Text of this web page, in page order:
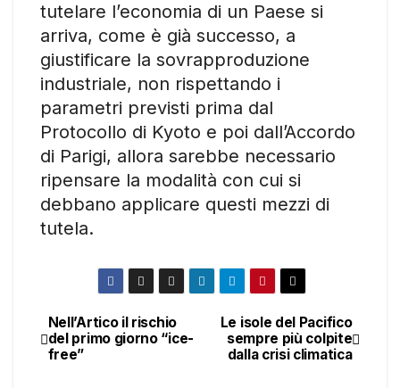
tutelare l’economia di un Paese si
arriva, come è già successo, a
giustificare la sovrapproduzione
industriale, non rispettando i
parametri previsti prima dal
Protocollo di Kyoto e poi dall’Accordo
di Parigi, allora sarebbe necessario
ripensare la modalità con cui si
debbano applicare questi mezzi di
tutela.
Navigazione
articoli
Le isole del Pacifico
sempre più colpite
dalla crisi climatica
Nell’Artico il rischio
del primo giorno “ice-
free”